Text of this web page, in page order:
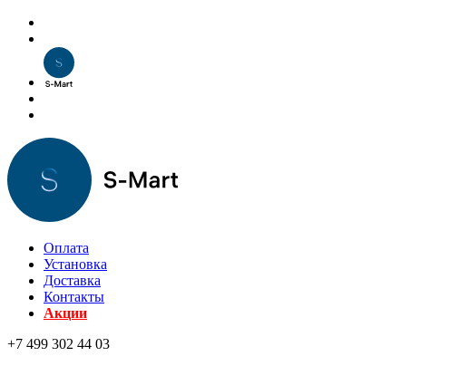
Оплата
Установка
Доставка
Контакты
Акции
+7 499 302 44 03